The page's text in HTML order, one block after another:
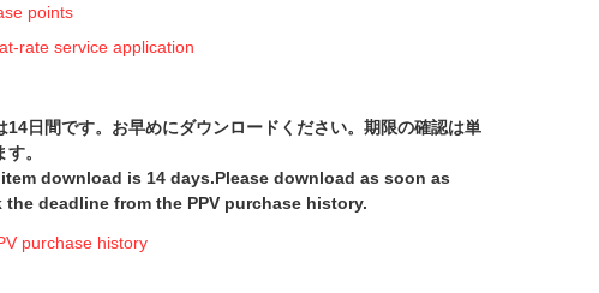
points
rate service application
14日間です。お早めにダウンロードください。期限の確認は単
。
download is 14 days.Please download as soon as
deadline from the PPV purchase history.
purchase history